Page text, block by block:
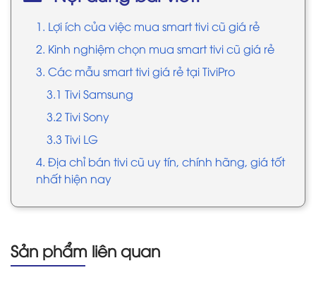
1. Lợi ích của việc mua smart tivi cũ giá rẻ
2. Kinh nghiệm chọn mua smart tivi cũ giá rẻ
3. Các mẫu smart tivi giá rẻ tại TiviPro
3.1 Tivi Samsung
3.2 Tivi Sony
3.3 Tivi LG
4. Địa chỉ bán tivi cũ uy tín, chính hãng, giá tốt
nhất hiện nay
Sản phẩm liên quan